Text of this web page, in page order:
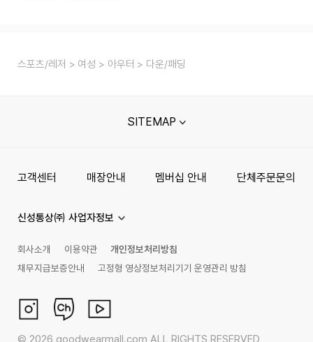
스포츠/레저 여성 아우터 다운/패딩
SITEMAP
고객센터 매장안내 멤버십 안내 단체주문문의
신성통상㈜ 사업자정보
회사소개 이용약관
개인정보처리방침
채무지급보증안내
고정형 영상정보처리기기 운영관리 방침